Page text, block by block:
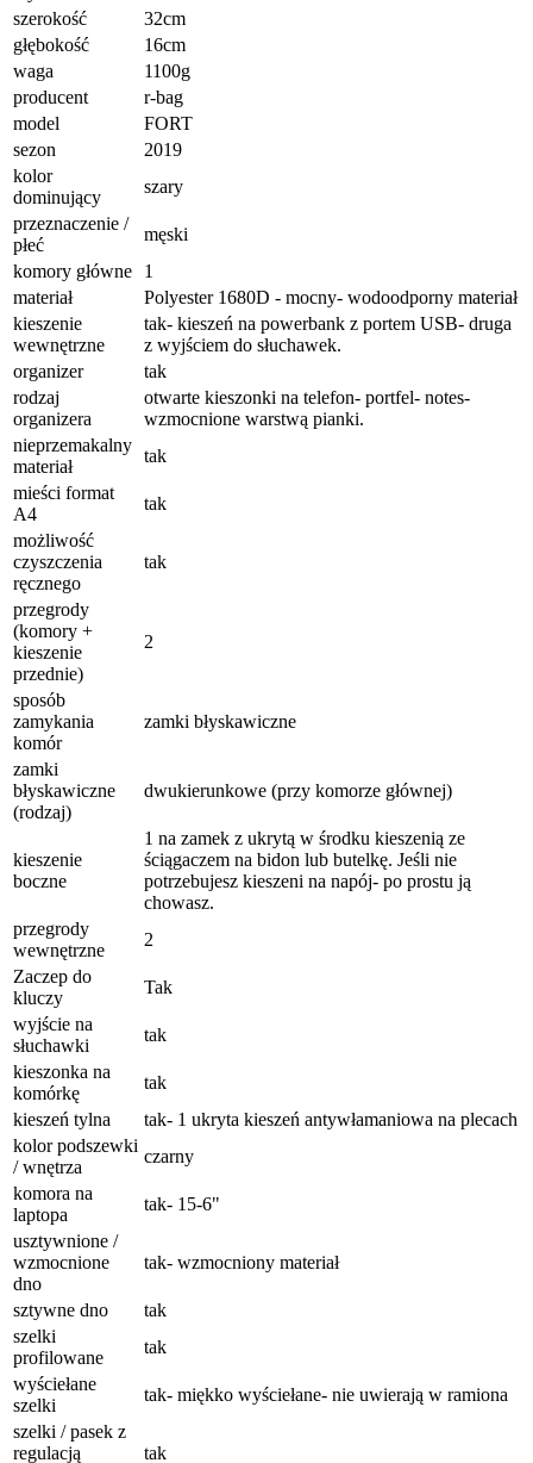
szerokość
32cm
głębokość
16cm
waga
1100g
producent
r-bag
model
FORT
sezon
2019
kolor
dominujący
szary
przeznaczenie /
płeć
męski
komory główne
1
materiał
Polyester 1680D - mocny- wodoodporny materiał
kieszenie
wewnętrzne
tak- kieszeń na powerbank z portem USB- druga
z wyjściem do słuchawek.
organizer
tak
rodzaj
organizera
otwarte kieszonki na telefon- portfel- notes-
wzmocnione warstwą pianki.
nieprzemakalny
materiał
tak
mieści format
A4
tak
możliwość
czyszczenia
ręcznego
tak
przegrody
(komory +
kieszenie
przednie)
2
sposób
zamykania
komór
zamki błyskawiczne
zamki
błyskawiczne
(rodzaj)
dwukierunkowe (przy komorze głównej)
kieszenie
boczne
1 na zamek z ukrytą w środku kieszenią ze
ściągaczem na bidon lub butelkę. Jeśli nie
potrzebujesz kieszeni na napój- po prostu ją
chowasz.
przegrody
wewnętrzne
2
Zaczep do
kluczy
Tak
wyjście na
słuchawki
tak
kieszonka na
komórkę
tak
kieszeń tylna
tak- 1 ukryta kieszeń antywłamaniowa na plecach
kolor podszewki
/ wnętrza
czarny
komora na
laptopa
tak- 15-6"
usztywnione /
wzmocnione
dno
tak- wzmocniony materiał
sztywne dno
tak
szelki
profilowane
tak
wyściełane
szelki
tak- miękko wyściełane- nie uwierają w ramiona
szelki / pasek z
regulacją
tak